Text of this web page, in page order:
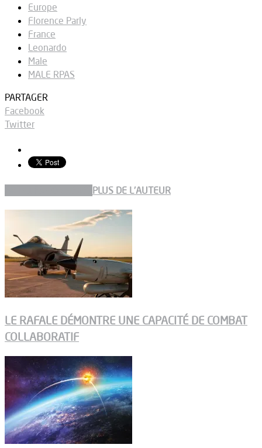
Europe
Florence Parly
France
Leonardo
Male
MALE RPAS
PARTAGER
Facebook
Twitter
PLUS DE L'AUTEUR
LE RAFALE DÉMONTRE UNE CAPACITÉ DE COMBAT
COLLABORATIF